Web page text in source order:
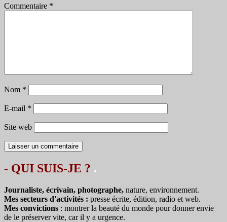
Commentaire *
Nom *
E-mail *
Site web
- QUI SUIS-JE ? .
Journaliste, écrivain, photographe, nature, environnement.
Mes secteurs d'activités : presse écrite, édition, radio et web.
Mes convictions : montrer la beauté du monde pour donner envie
de le préserver vite, car il y a urgence.